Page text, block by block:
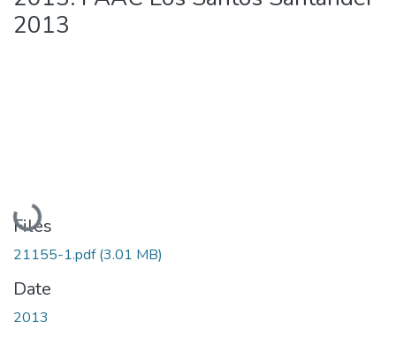
2013
Loading...
Files
21155-1.pdf(3.01 MB)
Date
2013